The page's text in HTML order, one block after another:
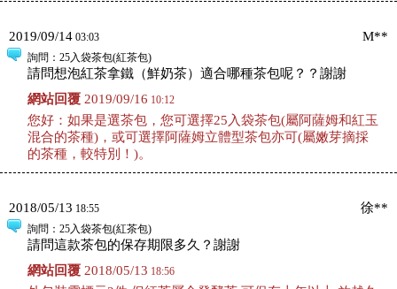
2019/09/14 03:03 M**
詢問 ：25入袋茶包(紅茶包)
請問想泡紅茶拿鐵（鮮奶茶）適合哪種茶包呢？？謝謝
網站回覆2019/09/16 10:12
您好：如果是選茶包，您可選擇25入袋茶包(屬阿薩姆和紅玉
混合的茶種)，或可選擇阿薩姆立體型茶包亦可(屬嫩芽摘採
的茶種，較特別！)。
2018/05/13 18:55 徐**
詢問 ：25入袋茶包(紅茶包)
請問這款茶包的保存期限多久？謝謝
網站回覆2018/05/13 18:56